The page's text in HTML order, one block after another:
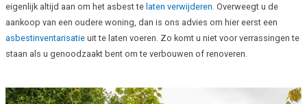
eigenlijk altijd aan om het asbest te laten verwijderen . Overweegt u de
aankoop van een oudere woning, dan is ons advies om hier eerst een
asbestinventarisatie uit te laten voeren. Zo komt u niet voor verrassingen te
staan als u genoodzaakt bent om te verbouwen of renoveren.